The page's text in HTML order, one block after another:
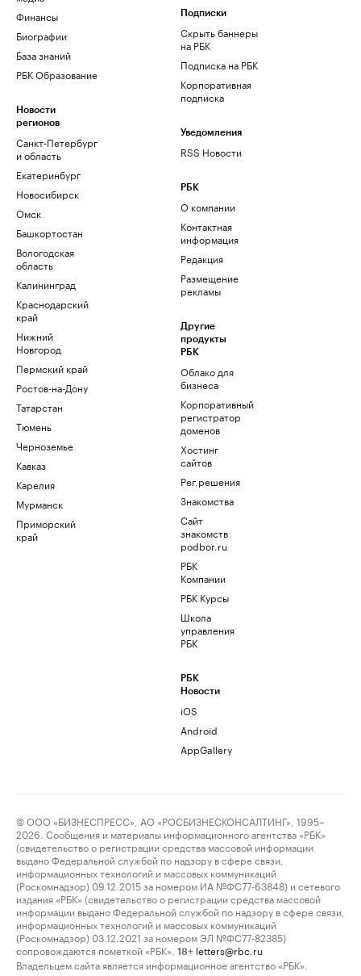
Финансы
Биографии
База знаний
РБК Образование
Новости
регионов
Санкт-Петербург
и область
Екатеринбург
Новосибирск
Омск
Башкортостан
Вологодская
область
Калининград
Краснодарский
край
Нижний
Новгород
Пермский край
Ростов-на-Дону
Татарстан
Тюмень
Черноземье
Кавказ
Карелия
Мурманск
Приморский
край
Подписки
Скрыть баннеры
на РБК
Подписка на РБК
Корпоративная
подписка
Уведомления
RSS Новости
РБК
О компании
Контактная
информация
Редакция
Размещение
рекламы
Другие
продукты
РБК
Облако для
бизнеса
Корпоративный
регистратор
доменов
Хостинг
сайтов
Рег.решения
Знакомства
Сайт
знакомств
podbor.ru
РБК
Компании
РБК Курсы
Школа
управления
РБК
РБК
Новости
iOS
Android
AppGallery
© ООО «БИЗНЕСПРЕСС», АО «РОСБИЗНЕСКОНСАЛТИНГ», 1995–
2026. Сообщения и материалы информационного агентства «РБК»
(свидетельство о регистрации средства массовой информации
выдано Федеральной службой по надзору в сфере связи,
информационных технологий и массовых коммуникаций
(Роскомнадзор) 09.12.2015 за номером ИА №ФС77-63848) и сетевого
издания «РБК» (свидетельство о регистрации средства массовой
информации выдано Федеральной службой по надзору в сфере связи,
информационных технологий и массовых коммуникаций
(Роскомнадзор) 03.12.2021 за номером ЭЛ №ФС77-82385)
сопровождаются пометкой «РБК».
18+ letters@rbc.ru
Владельцем сайта является информационное агентство «РБК».